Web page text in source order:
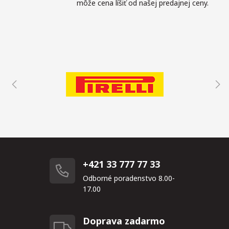
môže cena líšiť od našej predajnej ceny.
+421 33 777 77 33
Odborné poradenstvo 8.00-
17.00
Doprava zadarmo